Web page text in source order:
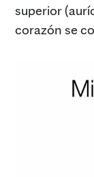
superior
corazón se